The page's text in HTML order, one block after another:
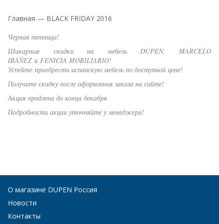
Главная — BLACK FRIDAY 2016
Черная пятница!
Шикарные скидки на мебель DUPEN, MARCELO
IBÁÑEZ и FENICIA MOBILIARIO!
Успейте приобрести испанскую мебель по доступной цене!
Получите скидку после оформления заказа на сайте!
Акция продлена до конца декабря.
Подробности акции уточняйте у менеджера!
О магазине DUPEN Россия
Новости
Контакты